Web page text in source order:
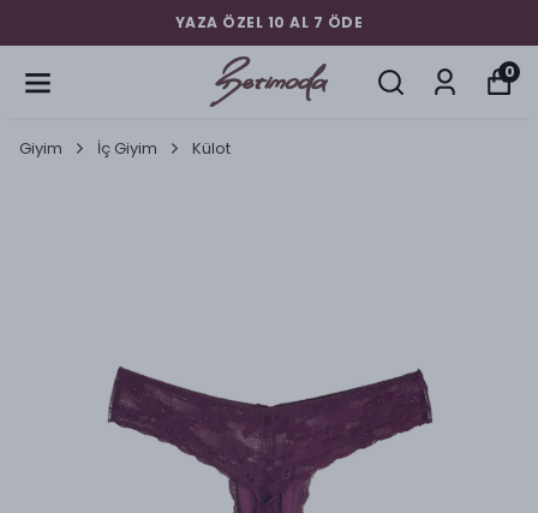
YAZA ÖZEL 10 AL 7 ÖDE
0
Giyim İç Giyim Külot